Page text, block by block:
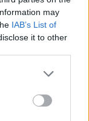
may
IAB’s List of
it to other
2027